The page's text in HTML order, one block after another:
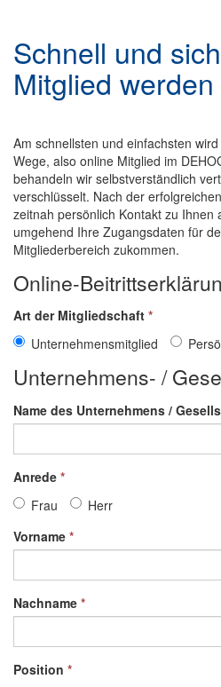
Schnell und
Mitglied werden
Am schnellsten und einfachsten
Wege, also online Mitglied im
behandeln wir selbstverständlich
verschlüsselt. Nach der
zeitnah persönlich Kontakt zu Ihnen
umgehend Ihre Zugangsdaten für
Mitgliederbereich zukommen.
Online-
Art der Mitgliedschaft *
Unternehmensmitglied
Unternehmens- /
Name des Unternehmens /
Anrede *
Frau
Herr
Vorname *
Nachname *
Position *